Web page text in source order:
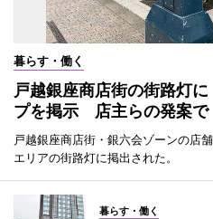
暮らす・働く
戸越銀座商店街の街路灯
プを掲示 店主らの発案で
戸越銀座商店街・銀六会ゾーンの店
エリアの街路灯に掲出された。
暮らす・働く